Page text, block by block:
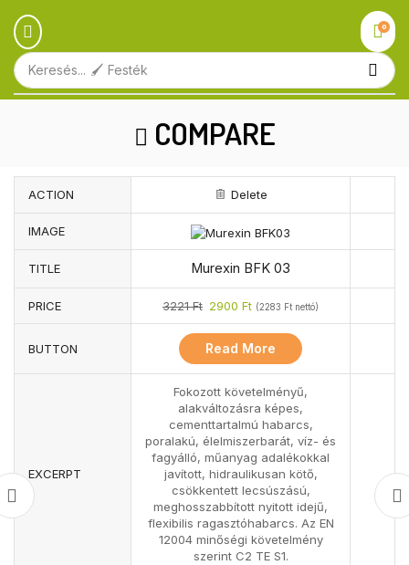
Keresés... 🖌️ Festék
0
COMPARE
ACTION Delete
IMAGE
TITLE Murexin BFK 03
PRICE 3221Ft 2900 Ft (2283 Ft nettó)
BUTTON Read More
EXCERPT
Fokozott követelményű,
alakváltozásra képes,
cementtartalmú habarcs,
poralakú, élelmiszerbarát, víz- és
fagyálló, műanyag adalékokkal
javított, hidraulikusan kötő,
csökkentett lecsúszású,
meghosszabbított nyitott idejű,
flexibilis ragasztóhabarcs. Az EN
12004 minőségi követelmény
szerint C2 TE S1.